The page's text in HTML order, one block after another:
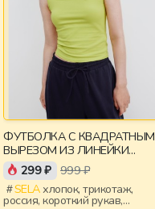
ФУТБОЛКА С КВАДРАТНЫМ
ВЫРЕЗОМ ИЗ ЛИНЕЙКИ
YOUNG
299 ₽ 999 ₽
SELAхлопок, трикотаж,
россия, короткий рукав,